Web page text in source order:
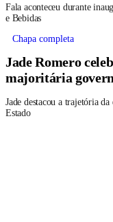
Fala aconteceu durante
e Bebidas
Chapa completa
Jade Romero
majoritária
Jade destacou a trajetória
Estado